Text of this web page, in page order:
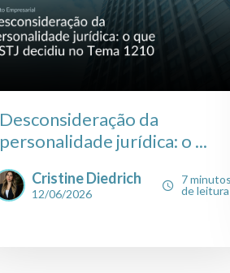
Desconsideração da
personalidade jurídica: o ...
Cristine Diedrich
12/06/2026
7 minutos
de leitura